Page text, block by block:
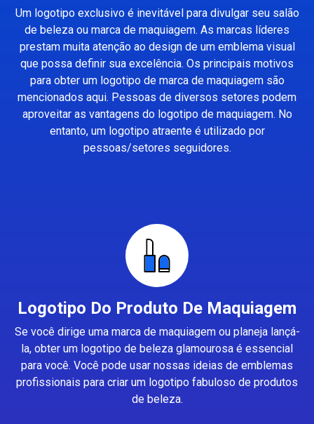
Um logotipo exclusivo é inevitável para divulgar seu salão
de beleza ou marca de maquiagem. As marcas líderes
prestam muita atenção ao design de um emblema visual
que possa definir sua excelência. Os principais motivos
para obter um logotipo de marca de maquiagem são
mencionados aqui. Pessoas de diversos setores podem
aproveitar as vantagens do logotipo de maquiagem. No
entanto, um logotipo atraente é utilizado por
pessoas/setores seguidores.
Logotipo Do Produto De Maquiagem
Se você dirige uma marca de maquiagem ou planeja lançá-
la, obter um logotipo de beleza glamourosa é essencial
para você. Você pode usar nossas ideias de emblemas
profissionais para criar um logotipo fabuloso de produtos
de beleza.